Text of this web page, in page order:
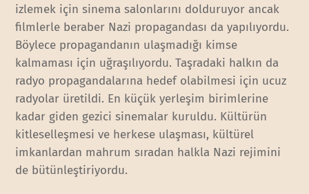
izlemek için sinema salonlarını dolduruyor ancak
filmlerle beraber Nazi propagandası da yapılıyordu.
Böylece propagandanın ulaşmadığı kimse
kalmaması için uğraşılıyordu. Taşradaki halkın da
radyo propagandalarına hedef olabilmesi için ucuz
radyolar üretildi. En küçük yerleşim birimlerine
kadar giden gezici sinemalar kuruldu. Kültürün
kitleselleşmesi ve herkese ulaşması, kültürel
imkanlardan mahrum sıradan halkla Nazi rejimini
de bütünleştiriyordu.